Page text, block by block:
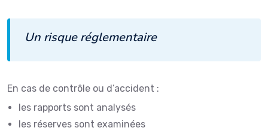
Un risque réglementaire
En cas de contrôle ou d’accident :
les rapports sont analysés
les réserves sont examinées